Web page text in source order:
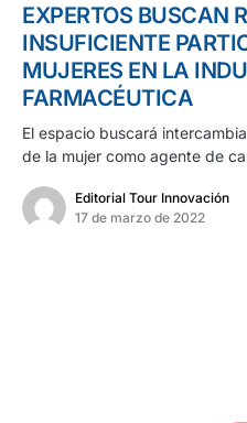
EXPERTOS BUSCAN
INSUFICIENTE
MUJERES EN LA
FARMACÉUTICA
El espacio buscará
de la mujer como agente de
Editorial Tour Innovación
17 de marzo de 2022